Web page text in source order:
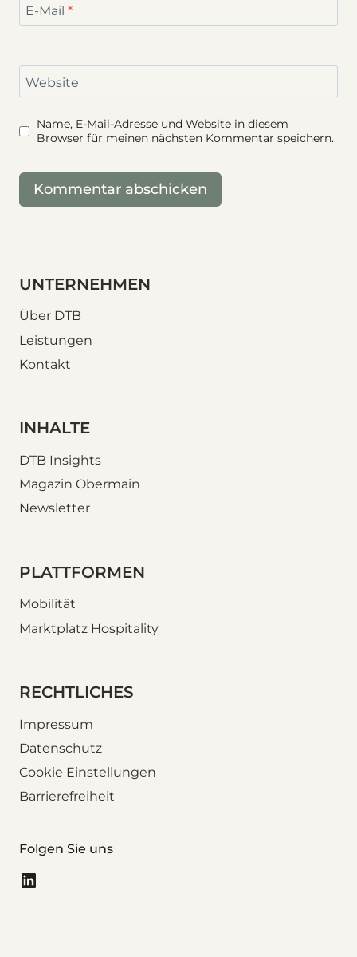
E-Mail *
Website
Name, E-Mail-Adresse und Website in diesem
Browser für meinen nächsten Kommentar speichern.
UNTERNEHMEN
Über DTB
Leistungen
Kontakt
INHALTE
DTB Insights
Magazin Obermain
Newsletter
PLATTFORMEN
Mobilität
Marktplatz Hospitality
RECHTLICHES
Impressum
Datenschutz
Cookie Einstellungen
Barrierefreiheit
Folgen Sie uns
LinkedIn